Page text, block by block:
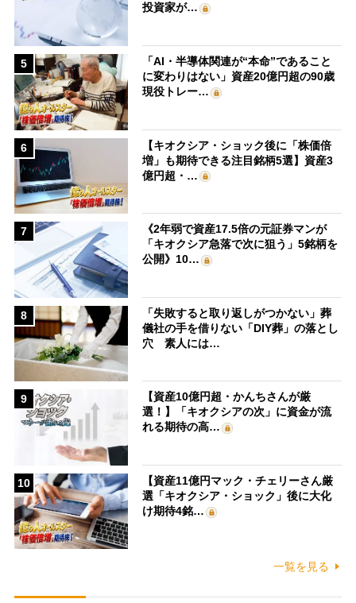
投資家が…
5
「AI・半導体関連が“本命”であること
に変わりはない」資産20億円超の90歳
現役トレー…
6
【キオクシア・ショック後に「株価倍
増」も期待できる注目銘柄5選】資産3
億円超・…
7
《2年弱で資産17.5倍の元証券マンが
「キオクシア急落で次に狙う」5銘柄を
公開》10…
8
「失敗すると取り返しがつかない」葬
儀社の手を借りない「DIY葬」の落とし
穴 素人には…
9
【資産10億円超・かんちさんが厳
選！】「キオクシアの次」に資金が流
れる期待の高…
10
【資産11億円マック・チェリーさん厳
選「キオクシア・ショック」後に大化
け期待4銘…
一覧を見る